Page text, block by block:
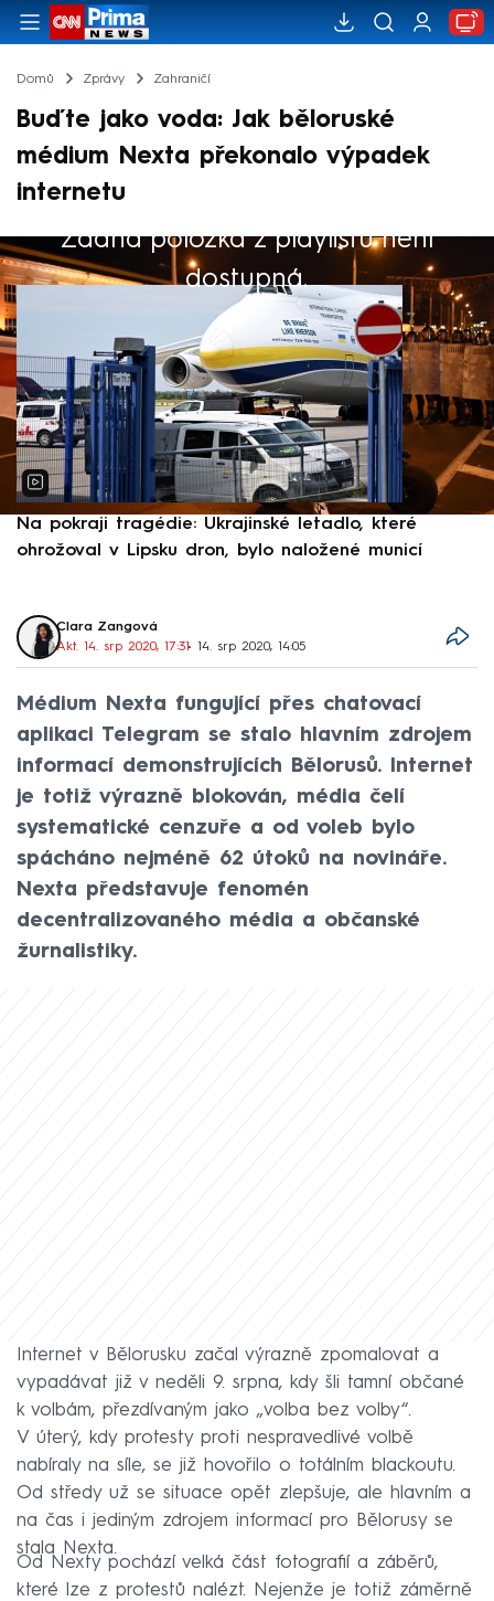
Domů Zprávy Zahraničí
Buďte jako voda: Jak běloruské
médium Nexta překonalo výpadek
internetu
Žádná položka z playlistu není
dostupná.
Výběr redakce
Na pokraji tragédie: Ukrajinské letadlo, které
ohrožoval v Lipsku dron, bylo naložené municí
Clara Zangová
Akt. 14. srp 2020, 17:31• 14. srp 2020, 14:05
Médium Nexta fungující přes chatovací
aplikaci Telegram se stalo hlavním zdrojem
informací demonstrujících Bělorusů. Internet
je totiž výrazně blokován, média čelí
systematické cenzuře a od voleb bylo
spácháno nejméně 62 útoků na novináře.
Nexta představuje fenomén
decentralizovaného média a občanské
žurnalistiky.
Internet v Bělorusku začal výrazně zpomalovat a
vypadávat již v neděli 9. srpna, kdy šli tamní občané
k volbám, přezdívaným jako „volba bez volby“.
V úterý, kdy protesty proti nespravedlivé volbě
nabíraly na síle, se již hovořilo o totálním blackoutu.
Od středy už se situace opět zlepšuje, ale hlavním a
na čas i jediným zdrojem informací pro Bělorusy se
stala Nexta.
Od Nexty pochází velká část fotografií a záběrů,
které lze z protestů nalézt. Nejenže je totiž záměrně